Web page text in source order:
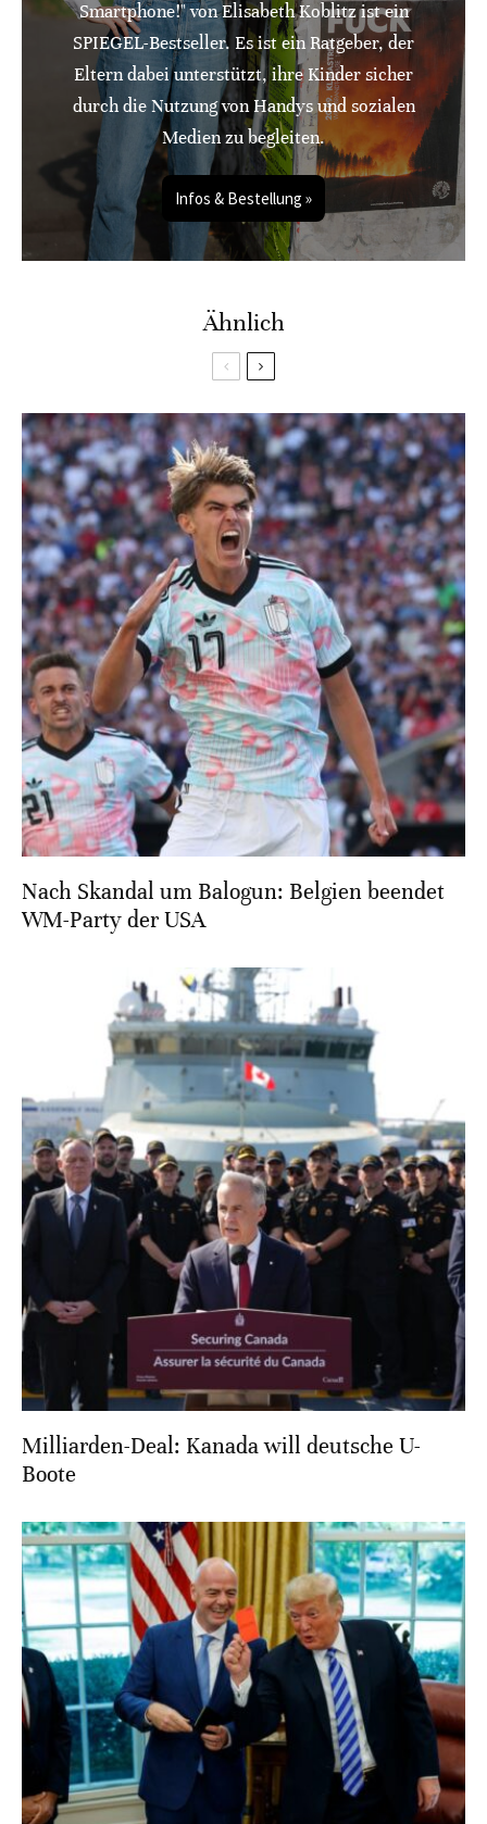
Smartphone!" von Elisabeth Koblitz ist ein
SPIEGEL-Bestseller. Es ist ein Ratgeber, der
Eltern dabei unterstützt, ihre Kinder sicher
durch die Nutzung von Handys und sozialen
Medien zu begleiten.
Infos & Bestellung »
Ähnlich
Nach Skandal um Balogun: Belgien beendet
WM-Party der USA
Milliarden-Deal: Kanada will deutsche U-
Boote